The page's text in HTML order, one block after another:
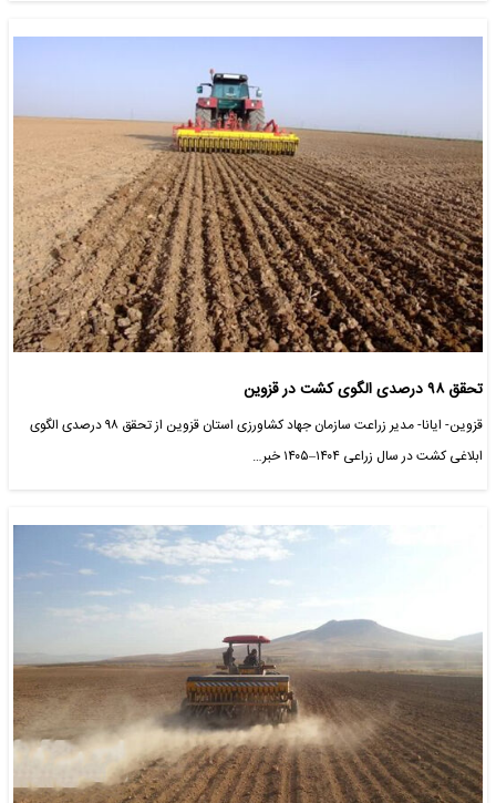
تحقق ۹۸ درصدی الگوی کشت در قزوین
قزوین- ایانا- مدیر زراعت سازمان جهاد کشاورزی استان قزوین از تحقق ۹۸ درصدی الگوی
ابلاغی کشت در سال زراعی ۱۴۰۴–۱۴۰۵ خبر…